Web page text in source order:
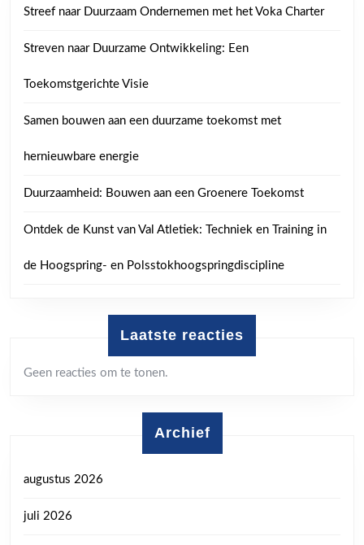
Streef naar Duurzaam Ondernemen met het Voka Charter
Streven naar Duurzame Ontwikkeling: Een
Toekomstgerichte Visie
Samen bouwen aan een duurzame toekomst met
hernieuwbare energie
Duurzaamheid: Bouwen aan een Groenere Toekomst
Ontdek de Kunst van Val Atletiek: Techniek en Training in
de Hoogspring- en Polsstokhoogspringdiscipline
Laatste reacties
Geen reacties om te tonen.
Archief
augustus 2026
juli 2026